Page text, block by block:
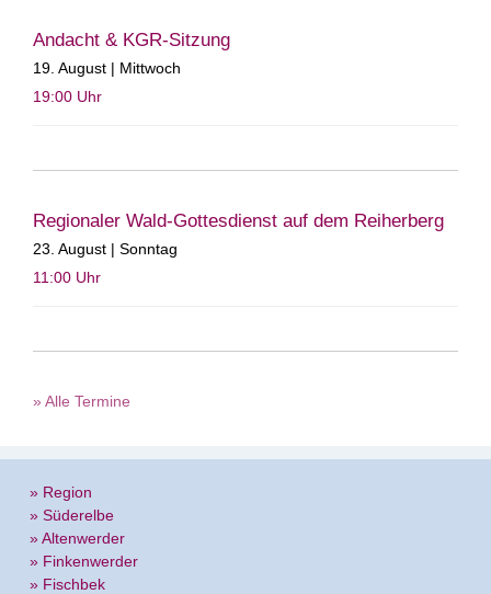
Andacht & KGR-Sitzung
19. August | Mittwoch
19:00 Uhr
Regionaler Wald-Gottesdienst auf dem Reiherberg
23. August | Sonntag
11:00 Uhr
» Alle Termine
» Region
» Süderelbe
» Altenwerder
» Finkenwerder
» Fischbek